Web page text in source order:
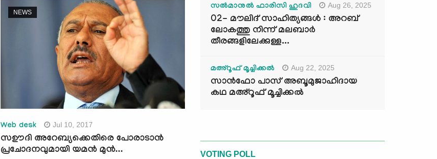
NEWS
Web desk Jul 10, 2017
സഊദി അറേബ്യക്കെതിരെ പോരാടാന്‍
പ്രചോദനവുമായി യമന്‍ മുന്‍...
സൽമാനുൽ ഫാരിസി ഹുദവി Aug 26, 2025
02- മൗലിദ് സാഹിത്യങ്ങൾ : അറബ്
ലോകത്തു നിന്ന് മലബാർ
തീരങ്ങളിലേക്കുള്ള...
മഅ്റൂഫ് മൂച്ചിക്കല്‍ Aug 22, 2025
സാൻഫോ പാസ് അബൂമുജാഹിദായ
കഥ മഅ്റൂഫ് മൂച്ചിക്കല്‍
VOTING POLL